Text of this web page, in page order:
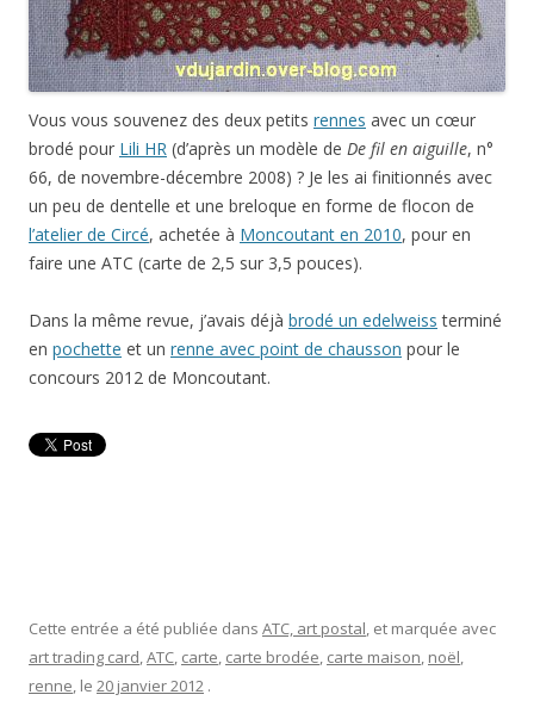
Vous vous souvenez des deux petits rennes avec un cœur
brodé pour Lili HR (d’après un modèle de De fil en aiguille, n°
66, de novembre-décembre 2008) ? Je les ai finitionnés avec
un peu de dentelle et une breloque en forme de flocon de
l’atelier de Circé, achetée à Moncoutant en 2010, pour en
faire une ATC (carte de 2,5 sur 3,5 pouces).
Dans la même revue, j’avais déjà brodé un edelweiss terminé
en pochette et un renne avec point de chausson pour le
concours 2012 de Moncoutant.
Cette entrée a été publiée dans ATC, art postal, et marquée avec
art trading card,ATC, carte, carte brodée, carte maison, noël,
renne, le 20 janvier 2012 .